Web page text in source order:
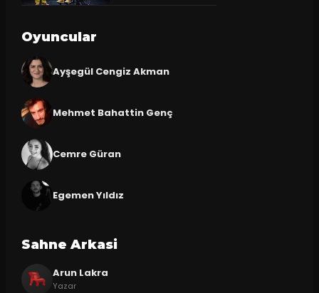
Oyuncular
Ayşegül Cengiz Akman
Mehmet Bahattin Genç
Cemre Güran
Egemen Yıldız
Sahne Arkasi
Arun Lakra
Yazar